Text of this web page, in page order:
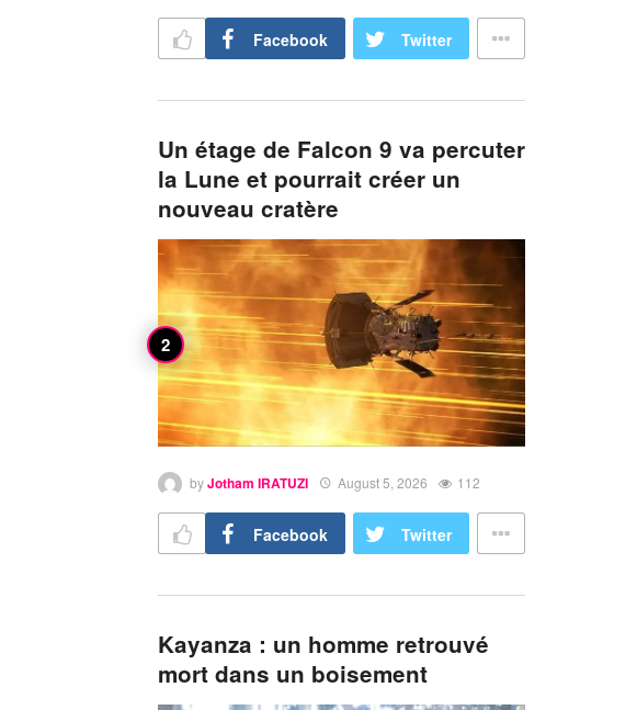
Facebook Twitter
Un étage de Falcon 9 va percuter
la Lune et pourrait créer un
nouveau cratère
byJotham IRATUZI August 5, 2026 112
Facebook Twitter
Kayanza : un homme retrouvé
mort dans un boisement